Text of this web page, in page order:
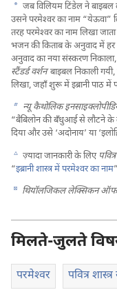
a जब विलियम टिंडेल ने बाइबल
उसने परमेश्‍वर का नाम “येऊवा”
तरह परमेश्‍वर का नाम लिखा
भजन की किताब के अनुवाद में
अनुवाद का नया संस्करण
स्टैंडर्ड वर्शनबाइबल निकाली
लिखा, जहाँ शुरू में इब्रानी पाठ में
b न्यू कैथोलिक
“बैबिलोन की बँधुआई से लौटने के
दिया और उसे ‘अदोनाय’ या
c ज़्यादा जानकारी के लिए
“इब्रानी शास्त्र में परमेश्‍वर का नाम
d थियॉलजिकल लेक्सिकन ऑफ
मिलते-जुलते
परमेश्‍वर पवित्र